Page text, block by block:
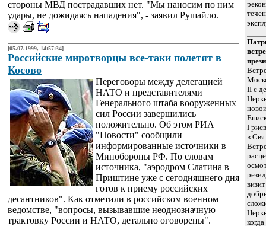
стороны МВД пострадавших нет. "Мы наносим по ним
удары, не дожидаясь нападения", - заявил Рушайло.
[05.07.1999, 14:57:34]
Российские миротворцы все-таки полетят в
Косово
Переговоры между делегацией
НАТО и представителями
Генерального штаба вооруженных
сил России завершились
положительно. Об этом РИА
"Новости" сообщили
информированные источники в
Минобороны РФ. По словам
источника, "аэродром Слатина в
Приштине уже с сегодняшнего дня
готов к приему российских
десантников". Как отметили в российском военном
ведомстве, "вопросы, вызывавшие неоднозначную
трактовку России и НАТО, детально оговорены".
II с
в